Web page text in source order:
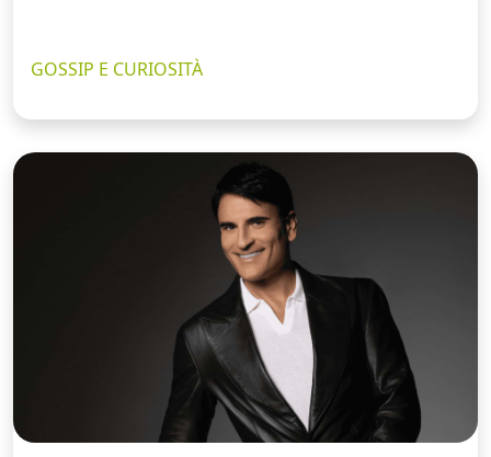
GOSSIP E CURIOSITÀ